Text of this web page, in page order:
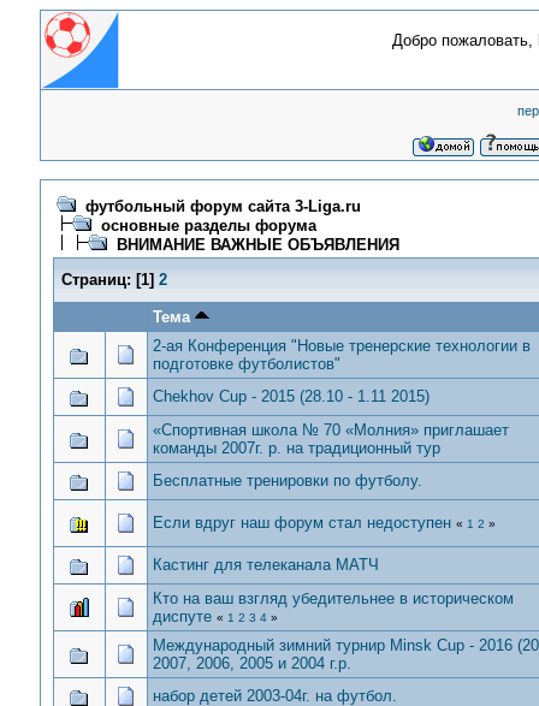
Добро пожаловать,
футбольный форум сайта 3-Liga.ru
основные разделы форума
ВНИМАНИЕ ВАЖНЫЕ ОБЪЯВЛЕНИЯ
Страниц: [1] 2
Тема
2-ая Конференция "Новые тренерские технологии в
подготовке футболистов"
Chekhov Cup - 2015 (28.10 - 1.11 2015)
«Спортивная школа № 70 «Молния» приглашает
команды 2007г. р. на традиционный тур
Бесплатные тренировки по футболу.
Если вдруг наш форум стал недоступен « 1 2 »
Кастинг для телеканала МАТЧ
Кто на ваш взгляд убедительнее в историческом
диспуте « 1 2 3 4»
Международный зимний турнир Minsk Cup - 2016
2007, 2006, 2005 и 2004 г.р.
набор детей 2003-04г. на футбол.